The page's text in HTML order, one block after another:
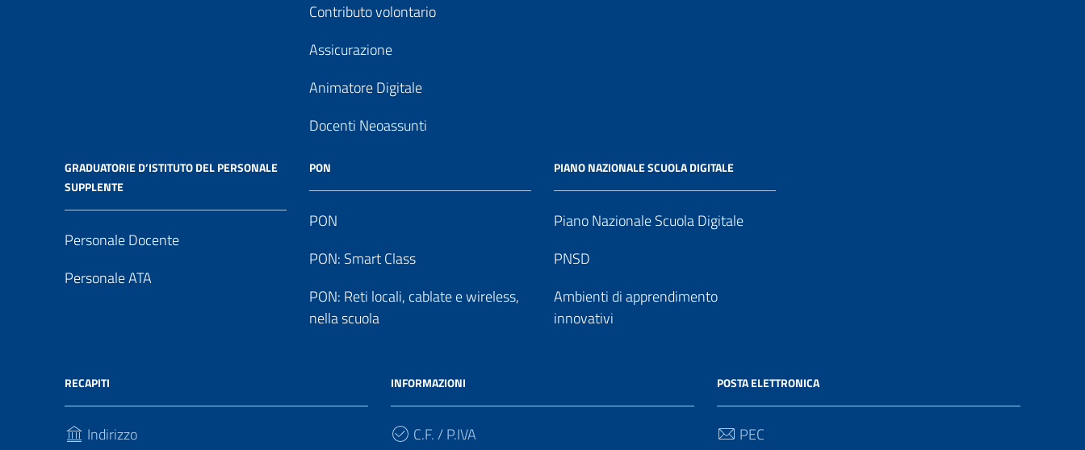
Contributo volontario
Assicurazione
Animatore Digitale
Docenti Neoassunti
GRADUATORIE D’ISTITUTO DEL PERSONALE
SUPPLENTE
Personale Docente
Personale ATA
PON
PON
PON: Smart Class
PON: Reti locali, cablate e wireless,
nella scuola
PIANO NAZIONALE SCUOLA DIGITALE
Piano Nazionale Scuola Digitale
PNSD
Ambienti di apprendimento
innovativi
RECAPITI
Indirizzo
INFORMAZIONI
C.F. / P.IVA
POSTA ELETTRONICA
PEC